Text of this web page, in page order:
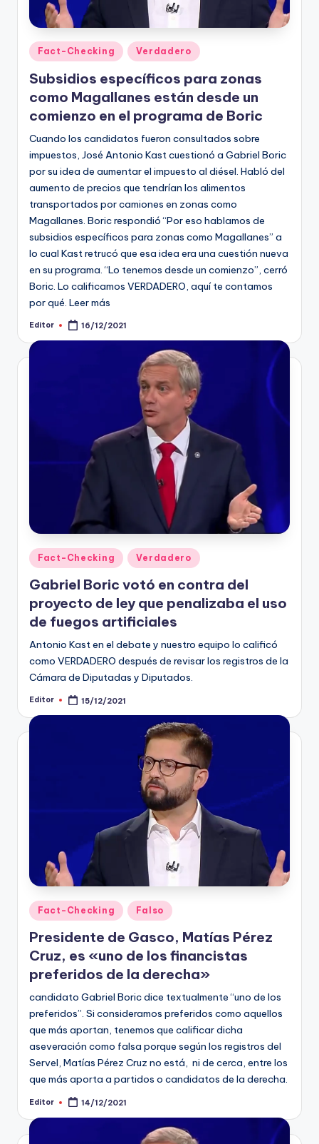
t
o
s
y
F
a
c
t
-
C
h
e
c
ki
n
Publicado
en
Fact-Checking Verdadero
Subsidios específicos para zonas
como Magallanes están desde un
comienzo en el programa de Boric
Cuando los candidatos fueron consultados sobre
impuestos, José Antonio Kast cuestionó a Gabriel Boric
por su idea de aumentar el impuesto al diésel. Habló del
aumento de precios que tendrían los alimentos
transportados por camiones en zonas como
Magallanes. Boric respondió “Por eso hablamos de
subsidios específicos para zonas como Magallanes” a
lo cual Kast retrucó que esa idea era una cuestión nueva
en su programa. “Lo tenemos desde un comienzo”, cerró
Boric. Lo calificamos VERDADERO, aquí te contamos
por qué. Leer más
Publicado
Editor 16/12/2021
Publicado
en
Fact-Checking Verdadero
Gabriel Boric votó en contra del
proyecto de ley que penalizaba el uso
de fuegos artificiales
Antonio Kast en el debate y nuestro equipo lo calificó
como VERDADERO después de revisar los registros de la
Cámara de Diputadas y Diputados.
Publicado
Editor 15/12/2021
Publicado
en
Fact-Checking Falso
Presidente de Gasco, Matías Pérez
Cruz, es «uno de los financistas
preferidos de la derecha»
candidato Gabriel Boric dice textualmente “uno de los
preferidos”. Si consideramos preferidos como aquellos
que más aportan, tenemos que calificar dicha
aseveración como falsa porque según los registros del
Servel, Matías Pérez Cruz no está, ni de cerca, entre los
que más aporta a partidos o candidatos de la derecha.
Publicado
Editor 14/12/2021